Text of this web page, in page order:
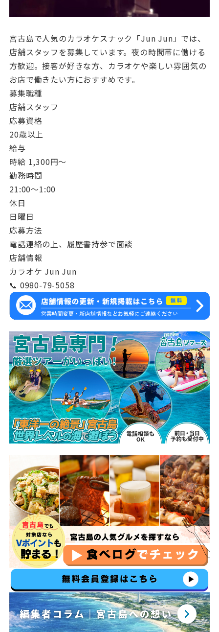
宮古島で人気のカラオケスナック「Jun Jun」では、
店舗スタッフを募集しています。夜の時間帯に働ける
方歓迎。接客が好きな方、カラオケや楽しい雰囲気の
お店で働きたい方におすすめです。
募集職種
店舗スタッフ
応募資格
20歳以上
給与
時給 1,300円〜
勤務時間
21:00〜1:00
休日
日曜日
応募方法
電話連絡の上、履歴書持参で面談
店舗情報
カラオケ Jun Jun
📞 0980-79-5058